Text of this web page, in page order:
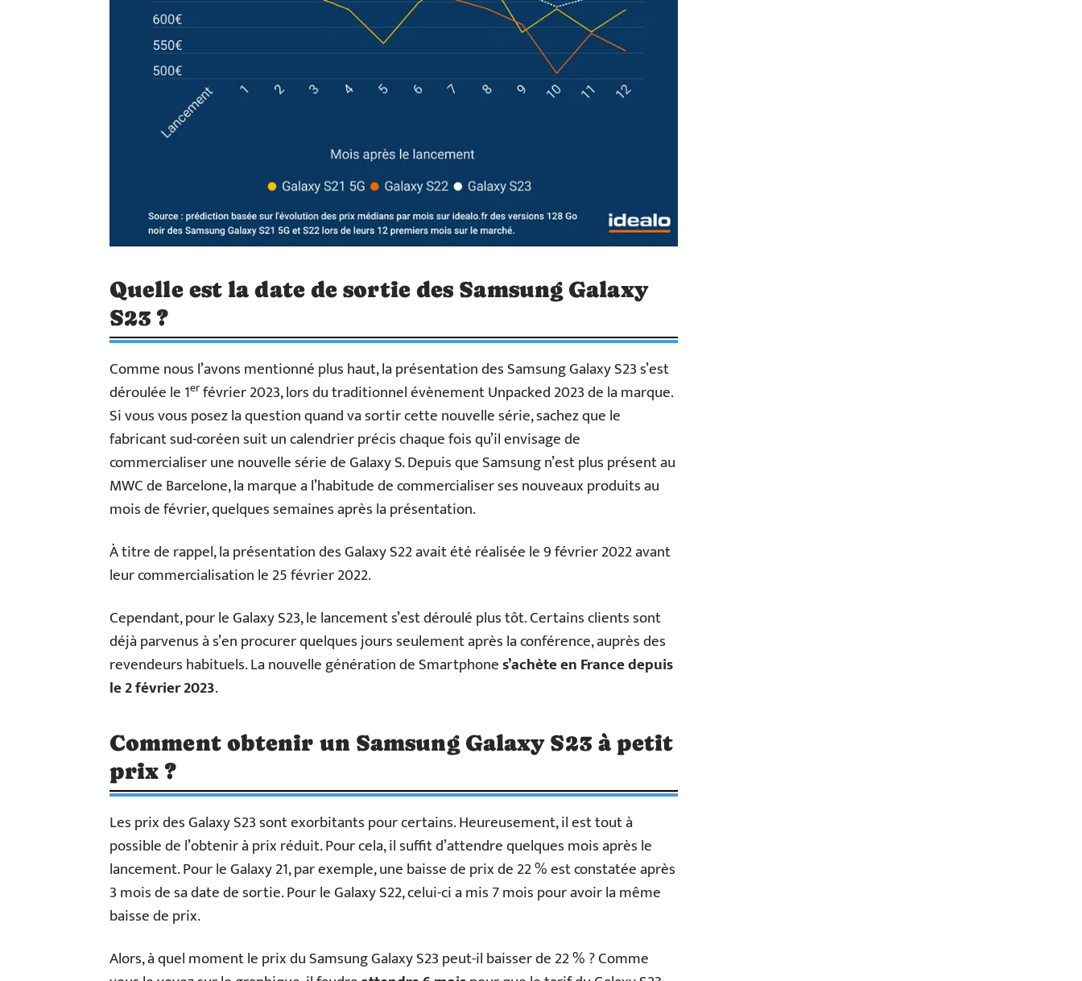
Quelle est la date de sortie des Samsung Galaxy
S23 ?
Comme nous l’avons mentionné plus haut, la présentation des Samsung Galaxy S23 s’est
déroulée le 1erfévrier 2023, lors du traditionnel évènement Unpacked 2023 de la marque.
Si vous vous posez la question quand va sortir cette nouvelle série, sachez que le
fabricant sud-coréen suit un calendrier précis chaque fois qu’il envisage de
commercialiser une nouvelle série de Galaxy S. Depuis que Samsung n’est plus présent au
MWC de Barcelone, la marque a l’habitude de commercialiser ses nouveaux produits au
mois de février, quelques semaines après la présentation.
À titre de rappel, la présentation des Galaxy S22 avait été réalisée le 9 février 2022 avant
leur commercialisation le 25 février 2022.
Cependant, pour le Galaxy S23, le lancement s’est déroulé plus tôt. Certains clients sont
déjà parvenus à s’en procurer quelques jours seulement après la conférence, auprès des
revendeurs habituels. La nouvelle génération de Smartphones’achète en France depuis
le 2 février 2023.
Comment obtenir un Samsung Galaxy S23 à petit
prix ?
Les prix des Galaxy S23 sont exorbitants pour certains. Heureusement, il est tout à
possible de l’obtenir à prix réduit. Pour cela, il suffit d’attendre quelques mois après le
lancement. Pour le Galaxy 21, par exemple, une baisse de prix de 22 % est constatée après
3 mois de sa date de sortie. Pour le Galaxy S22, celui-ci a mis 7 mois pour avoir la même
baisse de prix.
Alors, à quel moment le prix du Samsung Galaxy S23 peut-il baisser de 22 % ? Comme